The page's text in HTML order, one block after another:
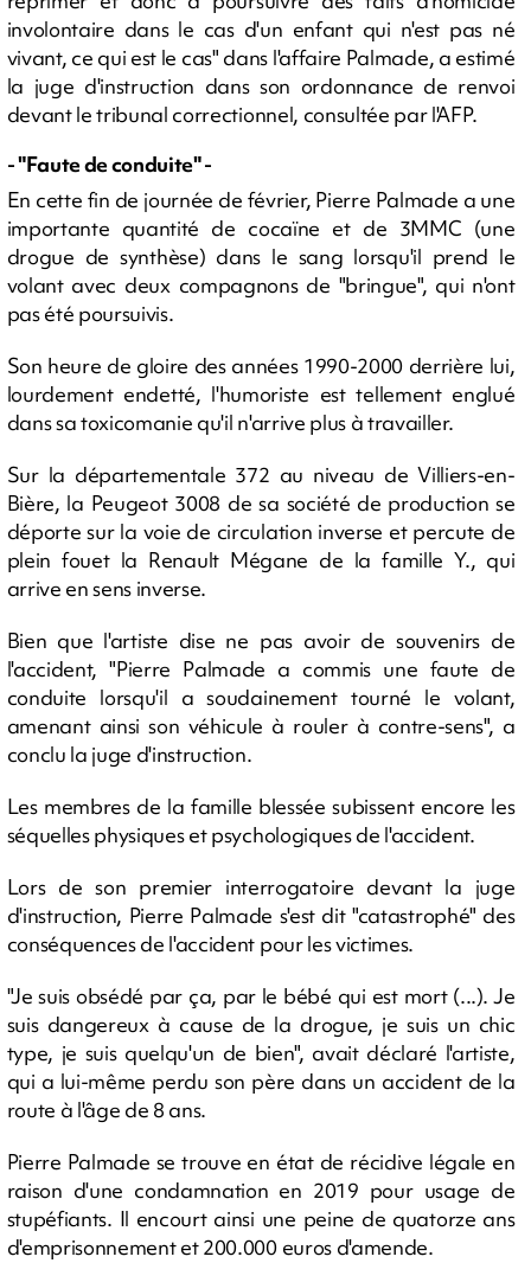
involontaire dans le cas d'un enfant qui n'est pas né
vivant, ce qui est le cas" dans l'affaire Palmade, a estimé
la juge d'instruction dans son ordonnance de renvoi
devant le tribunal correctionnel, consultée par l'AFP.
- "Faute de conduite" -
En cette fin de journée de février, Pierre Palmade a une
importante quantité de cocaïne et de 3MMC (une
drogue de synthèse) dans le sang lorsqu'il prend le
volant avec deux compagnons de "bringue", qui n'ont
pas été poursuivis.
Son heure de gloire des années 1990-2000 derrière lui,
lourdement endetté, l'humoriste est tellement englué
dans sa toxicomanie qu'il n'arrive plus à travailler.
Sur la départementale 372 au niveau de Villiers-en-
Bière, la Peugeot 3008 de sa société de production se
déporte sur la voie de circulation inverse et percute de
plein fouet la Renault Mégane de la famille Y., qui
arrive en sens inverse.
Bien que l'artiste dise ne pas avoir de souvenirs de
l'accident, "Pierre Palmade a commis une faute de
conduite lorsqu'il a soudainement tourné le volant,
amenant ainsi son véhicule à rouler à contre-sens", a
conclu la juge d'instruction.
Les membres de la famille blessée subissent encore les
séquelles physiques et psychologiques de l'accident.
Lors de son premier interrogatoire devant la juge
d'instruction, Pierre Palmade s'est dit "catastrophé" des
conséquences de l'accident pour les victimes.
"Je suis obsédé par ça, par le bébé qui est mort (...). Je
suis dangereux à cause de la drogue, je suis un chic
type, je suis quelqu'un de bien", avait déclaré l'artiste,
qui a lui-même perdu son père dans un accident de la
route à l'âge de 8 ans.
Pierre Palmade se trouve en état de récidive légale en
raison d'une condamnation en 2019 pour usage de
stupéfiants. Il encourt ainsi une peine de quatorze ans
d'emprisonnement et 200.000 euros d'amende.